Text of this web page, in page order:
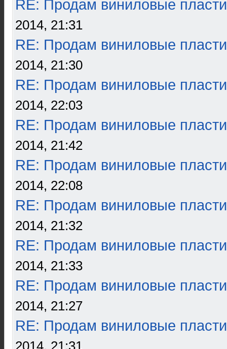
RE: Продам виниловые
2014, 21:31
RE: Продам виниловые
2014, 21:30
RE: Продам виниловые
2014, 22:03
RE: Продам виниловые
2014, 21:42
RE: Продам виниловые
2014, 22:08
RE: Продам виниловые
2014, 21:32
RE: Продам виниловые
2014, 21:33
RE: Продам виниловые
2014, 21:27
RE: Продам виниловые
2014, 21:31